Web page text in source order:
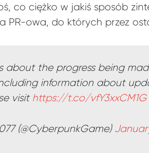
co ciężko w jakiś sposób
PR-owa, do których przez
about the progress being
information about
visit https://t.co/vfY3xxCM1G
(@CyberpunkGame)